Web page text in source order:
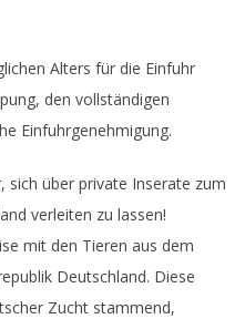
Alters für die Einfuhr
den vollständigen
Einfuhrgenehmigung.
sich über private Inserate zum
verleiten zu lassen!
mit den Tieren aus dem
Deutschland. Diese
Zucht stammend,